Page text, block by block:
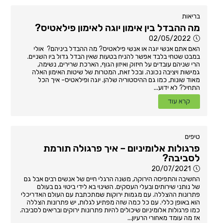
בריאות
מה ההבדל בין אימון יוגה לאימון פילאטיס?
02/05/2022
האם אתם אנשי יוגה או אנשי פילאטיס? מה ההבדל ביניהם? אולי
במבט שטחי בלבד אפשר להניח בטעות שאין הבדל גדול ביו השניים.
הרי שניהם עובדים על חיזוק ואיזון הגוף, הארכת שרירים, נשימה,
גמישות ויציבה נכונה. ובכל זאת, המטרות של שיטות האימון האלה
מאוד שונות, כמו גם ההיסטוריה שלהן. יוגה ופילאטיס- איך הכל
התחיל? לא ידוע...
קרא עוד
טיפים
פרגולות אלומיניום – איך פרגולה תורמת
לסביבה?
20/07/2021
החשיבה והתפיסה הירוקה, משנה הרגלי חיים של אנשים רבים אבל גם
של נותני שירותים ובעלי העסקים. השינוי בא לידי ביטוי גם בעולם
פתרונות ההצללה. עם מגמות ירוקות שמתכתבת עם העולם האדריכלי
הוא באופן כללי. עם כל כמה שזה מפתיע לגלות, יש פתרונות הצללה
כמו פרגולות אלומיניום שיכולים להיות פתרונות ירוקים ובריאים לסביבה.
אז מה עומד מאחורי הרעיון...